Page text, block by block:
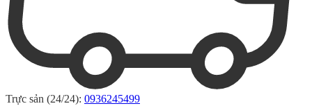
Trực sản (24/24): 0936245499